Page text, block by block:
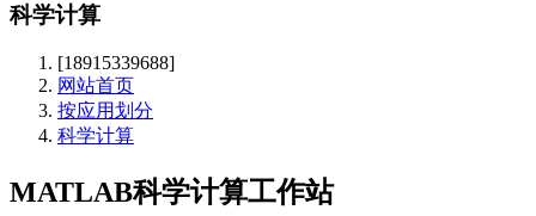
科学计算
[18915339688]
网站首页
按应用划分
科学计算
MATLAB科学计算工作站